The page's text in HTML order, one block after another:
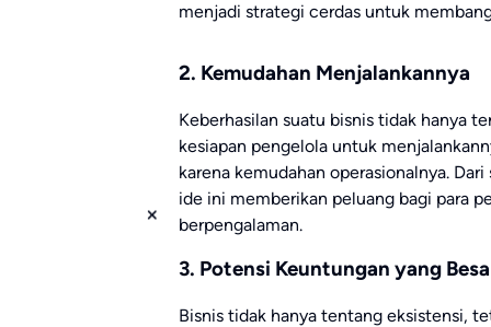
menjadi strategi cerdas untuk
2. Kemudahan Menjalankannya
Keberhasilan suatu bisnis tidak hanya
kesiapan pengelola untuk
karena kemudahan operasionalnya.
ide ini memberikan peluang bagi para
berpengalaman.
3. Potensi Keuntungan yang
Bisnis tidak hanya tentang eksistensi,